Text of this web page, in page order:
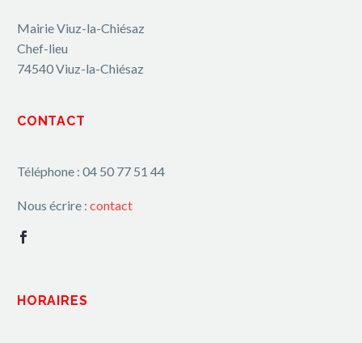
Mairie Viuz-la-Chiésaz
Chef-lieu
74540 Viuz-la-Chiésaz
CONTACT
Téléphone : 04 50 77 51 44
Nous écrire : contact
HORAIRES